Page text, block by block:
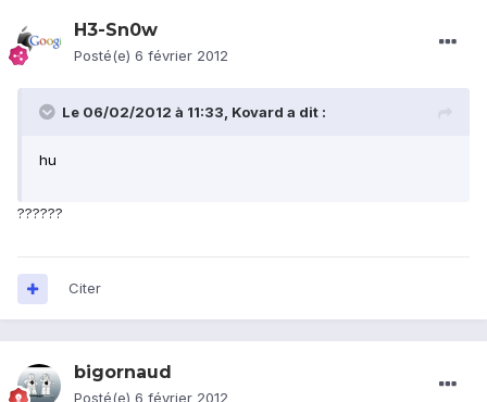
H3-Sn0w
Posté(e) 6 février 2012
Le 06/02/2012 à 11:33, Kovard a dit :
hu
??????
Citer
bigornaud
Posté(e) 6 février 2012